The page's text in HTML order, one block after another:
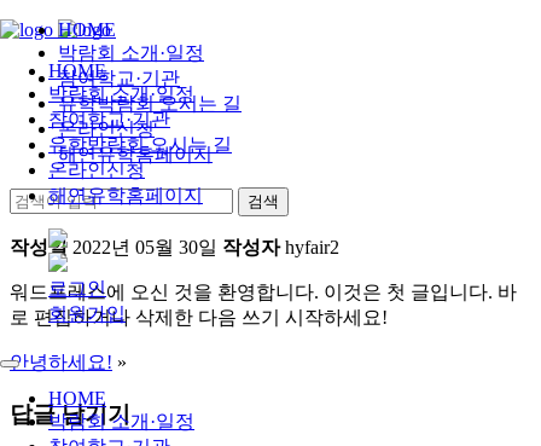
HOME
박람회 소개·일정
참여학교·기관
유학박람회 오시는 길
온라인신청
해연유학홈페이지
로그인
회원가입
HOME
박람회 소개·일정
HOME
박람회 소개·일정
참여학교·기관
유학박람회 오시는 길
온라인신청
해연유학홈페이지
작성일 2022년 05월 30일 작성자hyfair2
워드프레스에 오신 것을 환영합니다. 이것은 첫 글입니다. 바
로 편집하거나 삭제한 다음 쓰기 시작하세요!
안녕하세요! »
답글 남기기